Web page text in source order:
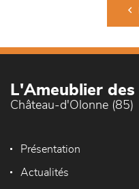
L'Ameublier des
Château-d'Olonne (85)
Présentation
Actualités